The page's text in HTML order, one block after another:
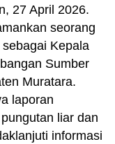
27 April 2026.
seorang
Kepala
Sumber
Muratara.
laporan
liar dan
informasi